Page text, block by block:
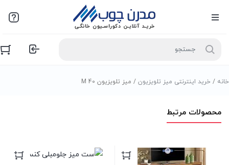
خانه / خرید اینترنتی میز تلویزیون / میز تلویزیون M 40
محصولات مرتبط